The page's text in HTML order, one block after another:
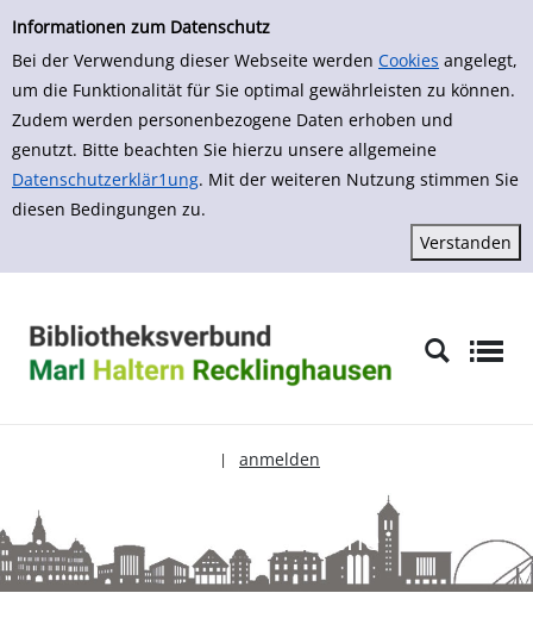
Informationen zum Datenschutz
Bei der Verwendung dieser Webseite werden Cookies angelegt,
um die Funktionalität für Sie optimal gewährleisten zu können.
Zudem werden personenbezogene Daten erhoben und
genutzt. Bitte beachten Sie hierzu unsere allgemeine
Datenschutzerklär1ung. Mit der weiteren Nutzung stimmen Sie
diesen Bedingungen zu.
zur Navigation springen
zum Inhalt springen
Zur erweiterten Suche springen
| anmelden
Erweiterte Suche